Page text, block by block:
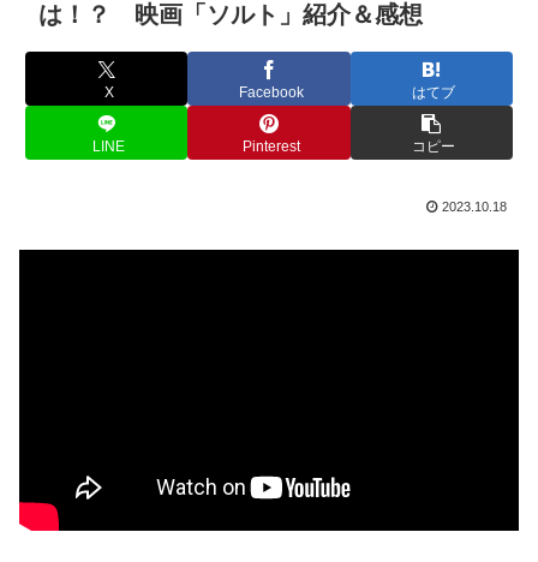
は！？ 映画「ソルト」紹介＆感想
X Facebook はてブ
LINE Pinterest コピー
2023.10.18